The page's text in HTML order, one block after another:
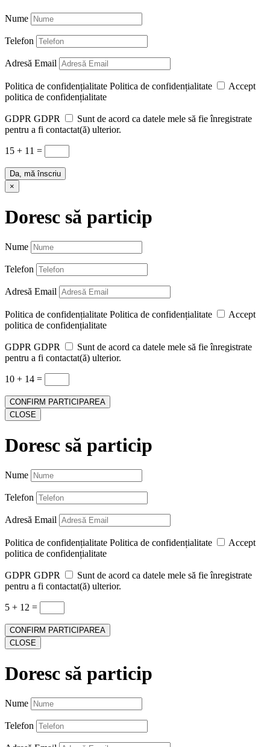
Nume
Telefon
Adresă Email
Politica de confidențialitate Politica de confidențialitate
Accept
politica de confidențialitate
GDPR GDPR
Sunt de acord ca datele mele să fie înregistrate
pentru a fi contactat(ă) ulterior.
15 + 11 =
Da, mă înscriu
×
Doresc să particip
Nume
Telefon
Adresă Email
Politica de confidențialitate Politica de confidențialitate
Accept
politica de confidențialitate
GDPR GDPR
Sunt de acord ca datele mele să fie înregistrate
pentru a fi contactat(ă) ulterior.
10 + 14 =
CONFIRM PARTICIPAREA
CLOSE
Doresc să particip
Nume
Telefon
Adresă Email
Politica de confidențialitate Politica de confidențialitate
Accept
politica de confidențialitate
GDPR GDPR
Sunt de acord ca datele mele să fie înregistrate
pentru a fi contactat(ă) ulterior.
5 + 12 =
CONFIRM PARTICIPAREA
CLOSE
Doresc să particip
Nume
Telefon